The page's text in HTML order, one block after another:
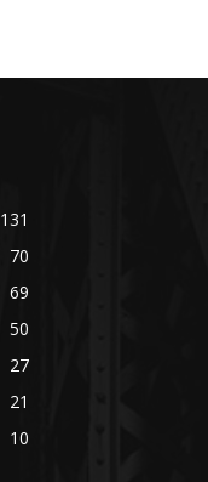
131
70
69
50
27
21
10